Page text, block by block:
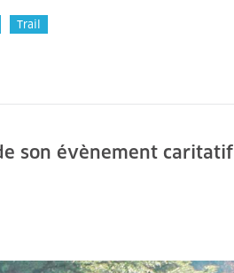
Trail
son évènement